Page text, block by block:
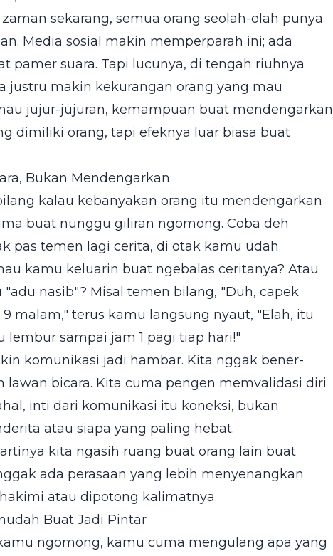
sekarang, semua orang seolah-olah punya
Media sosial makin memperparah ini; ada
pamer suara. Tapi lucunya, di tengah riuhnya
justru makin kekurangan orang yang mau
jujur-jujuran, kemampuan buat mendengarkan
dimiliki orang, tapi efeknya luar biasa buat
Bukan Mendengarkan
kalau kebanyakan orang itu mendengarkan
buat nunggu giliran ngomong. Coba deh
pas temen lagi cerita, di otak kamu udah
kamu keluarin buat ngebalas ceritanya? Atau
nasib"? Misal temen bilang, "Duh, capek
malam," terus kamu langsung nyaut, "Elah, itu
sampai jam 1 pagi tiap hari!"
komunikasi jadi hambar. Kita nggak bener-
lawan bicara. Kita cuma pengen memvalidasi diri
inti dari komunikasi itu koneksi, bukan
atau siapa yang paling hebat.
kita ngasih ruang buat orang lain buat
ada perasaan yang lebih menyenangkan
atau dipotong kalimatnya.
Buat Jadi Pintar
ngomong, kamu cuma mengulang apa yang